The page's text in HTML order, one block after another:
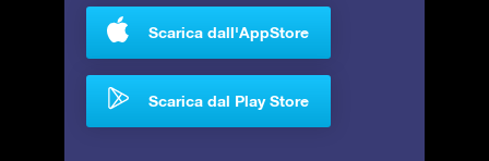
Scarica dall'AppStore
Scarica dal Play Store